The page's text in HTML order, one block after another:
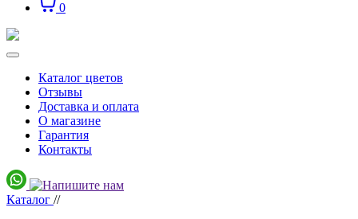
0
Каталог цветов
Отзывы
Доставка и оплата
О магазине
Гарантия
Контакты
Каталог //